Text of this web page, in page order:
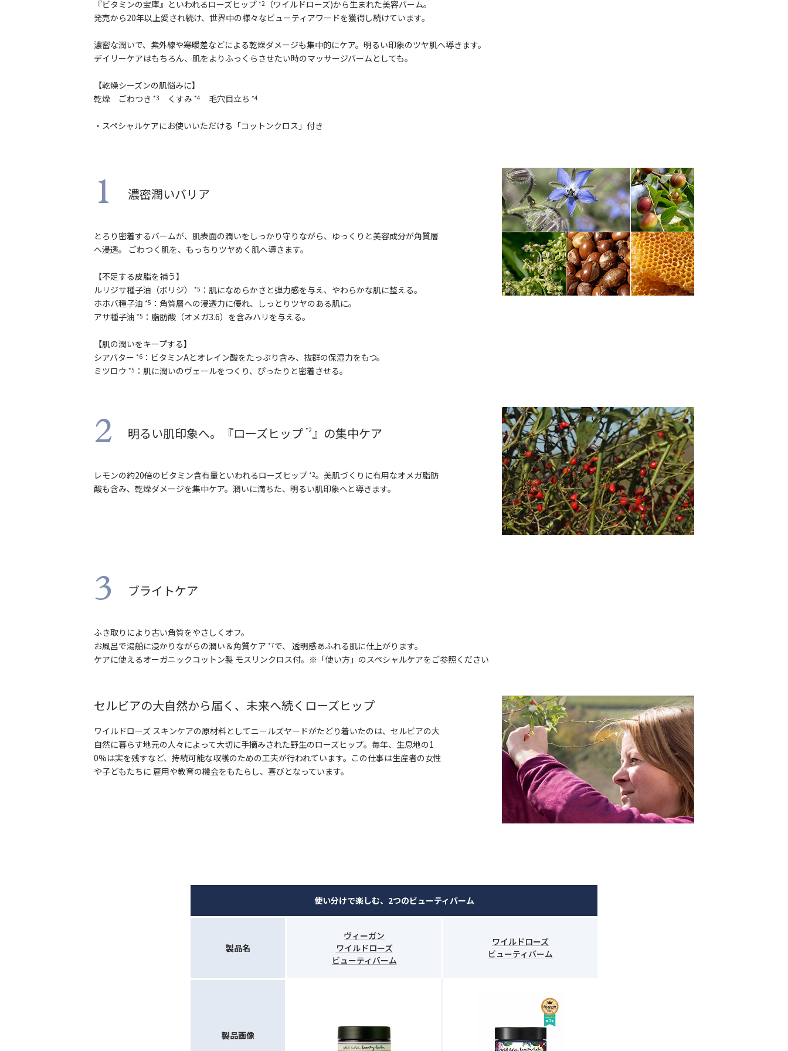
『ビタミンの宝庫』といわれるローズヒップ *2
（ワイルドローズ)から生まれた美容バーム。
発売から20年以上愛され続け、世界中の様々なビューティアワードを獲得し続けています。
濃密な潤いで、紫外線や寒暖差などによる乾燥ダメージも集中的にケア。明るい印象のツヤ肌へ導きます。
デイリーケアはもちろん、肌をよりふっくらさせたい時のマッサージバームとしても。
【乾燥シーズンの肌悩みに】
乾燥 ごわつき *3 くすみ *4 毛穴目立ち *4
・スペシャルケアにお使いいただける「コットンクロス」付き
1 濃密潤いバリア
とろり密着するバームが、肌表面の潤いをしっかり守りながら、ゆっくりと美容成分が角質層
へ浸透。 ごわつく肌を、もっちりツヤめく肌へ導きます。
【不足する皮脂を補う】
ルリジサ種子油（ボリジ）
*5 ：肌になめらかさと弾力感を与え、やわらかな肌に整える。
ホホバ種子油 *5 ：角質層への浸透力に優れ、しっとりツヤのある肌に。
アサ種子油 *5 ：脂肪酸（オメガ3.6）を含みハリを与える。
【肌の潤いをキープする】
シアバター *6 ：ビタミンAとオレイン酸をたっぷり含み、抜群の保湿力をもつ。
ミツロウ *5 ：肌に潤いのヴェールをつくり、ぴったりと密着させる。
2 明るい肌印象へ。『ローズヒップ *2』の集中ケア
レモンの約20倍のビタミン含有量といわれるローズヒップ *2。美肌づくりに有用なオメガ脂肪
酸も含み、乾燥ダメージを集中ケア。潤いに満ちた、明るい肌印象へと導きます。
3 ブライトケア
ふき取りにより古い角質をやさしくオフ。
お風呂で湯船に浸かりながらの潤い＆角質ケア *7で、 透明感あふれる肌に仕上がります。
ケアに使えるオーガニックコットン製 モスリンクロス付。※「使い方」のスペシャルケアをご参照ください
セルビアの大自然から届く、未来へ続くローズヒップ
ワイルドローズ スキンケアの原材料としてニールズヤードがたどり着いたのは、セルビアの大
自然に暮らす地元の人々によって大切に手摘みされた野生のローズヒップ。毎年、生息地の1
0%は実を残すなど、持続可能な収穫のための工夫が行われています。この仕事は生産者の女性
や子どもたちに 雇用や教育の機会をもたらし、喜びとなっています。
使い分けで楽しむ、2つのビューティバーム
製品名
ヴィーガン
ワイルドローズ
ビューティバーム
ワイルドローズ
ビューティバーム
製品画像